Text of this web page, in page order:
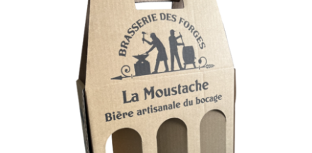
AJOUTER AU PANIER
DÉTAILS